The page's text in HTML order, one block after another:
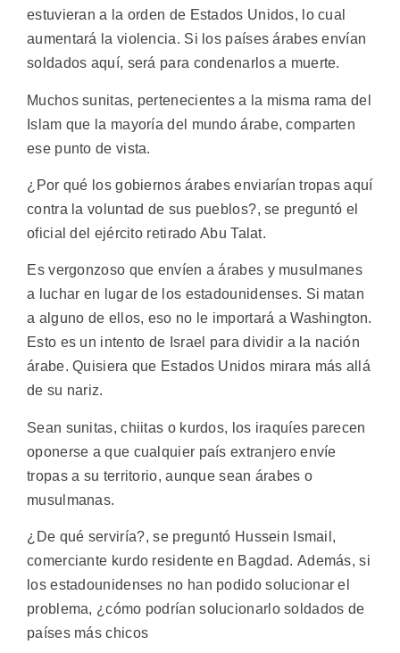
estuvieran a la orden de Estados Unidos, lo cual
aumentará la violencia. Si los países árabes envían
soldados aquí, será para condenarlos a muerte.
Muchos sunitas, pertenecientes a la misma rama del
Islam que la mayoría del mundo árabe, comparten
ese punto de vista.
¿Por qué los gobiernos árabes enviarían tropas aquí
contra la voluntad de sus pueblos?, se preguntó el
oficial del ejército retirado Abu Talat.
Es vergonzoso que envíen a árabes y musulmanes
a luchar en lugar de los estadounidenses. Si matan
a alguno de ellos, eso no le importará a Washington.
Esto es un intento de Israel para dividir a la nación
árabe. Quisiera que Estados Unidos mirara más allá
de su nariz.
Sean sunitas, chiitas o kurdos, los iraquíes parecen
oponerse a que cualquier país extranjero envíe
tropas a su territorio, aunque sean árabes o
musulmanas.
¿De qué serviría?, se preguntó Hussein Ismail,
comerciante kurdo residente en Bagdad. Además, si
los estadounidenses no han podido solucionar el
problema, ¿cómo podrían solucionarlo soldados de
países más chicos